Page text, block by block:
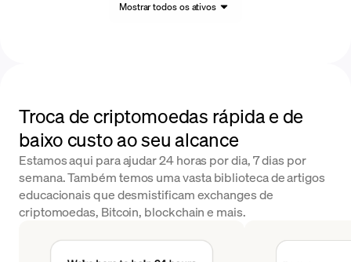
Mostrar todos os ativos
Troca de criptomoedas rápida e de
baixo custo ao seu alcance
Estamos aqui para ajudar 24 horas por dia, 7 dias por
semana. Também temos uma vasta biblioteca de artigos
educacionais que desmistificam exchanges de
criptomoedas, Bitcoin, blockchain e mais.